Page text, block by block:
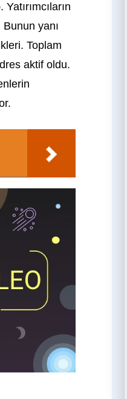
yanı
Toplam
aktif oldu.